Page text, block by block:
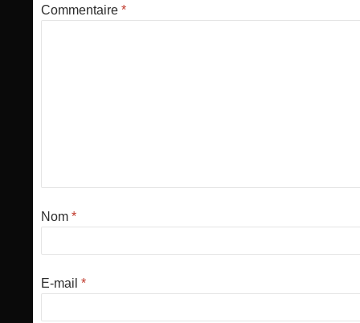
Commentaire *
Nom *
E-mail *